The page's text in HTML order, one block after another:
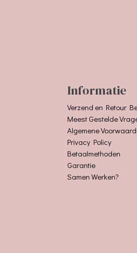
Informatie
Verzend en Retour
Meest Gestelde
Algemene
Privacy Policy
Betaalmethoden
Garantie
Samen Werken?